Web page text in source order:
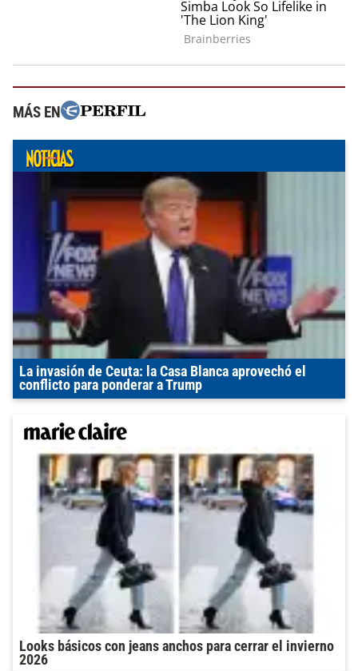
MÁS EN
La invasión de Ceuta: la Casa Blanca aprovechó el
conflicto para ponderar a Trump
Looks básicos con jeans anchos para cerrar el invierno
2026